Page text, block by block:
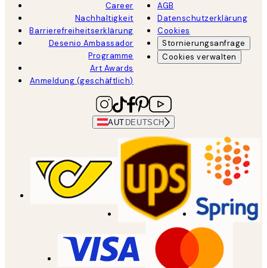
Career
Nachhaltigkeit
Barrierefreiheitserklärung
Desenio Ambassador
Programme
Art Awards
Anmeldung (geschäftlich)
AGB
Datenschutzerklärung
Cookies
Stornierungsanfrage
Cookies verwalten
AUT DEUTSCH